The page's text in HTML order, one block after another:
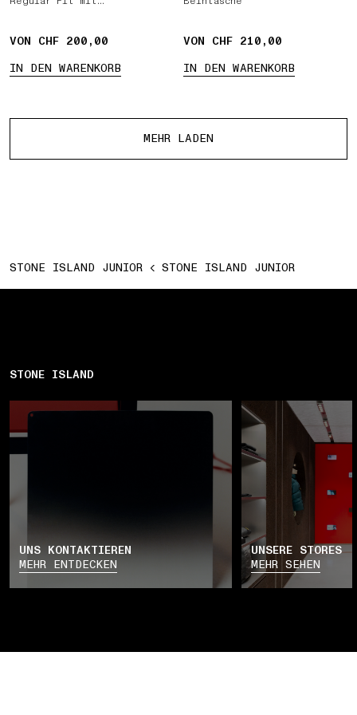
VON CHF 200,00
IN DEN WARENKORB
VON CHF 210,00
IN DEN WARENKORB
MEHR LADEN
STONE ISLAND JUNIOR STONE ISLAND JUNIOR
STONE ISLAND
UNS KONTAKTIEREN
MEHR ENTDECKEN
UNSERE STORES
MEHR SEHEN